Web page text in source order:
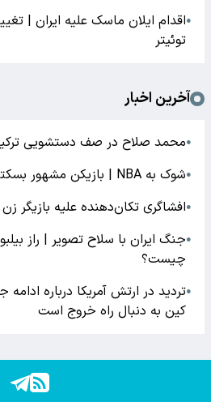
●اقدام ایلان ماسک علیه ایران |
توئیتر
آخرین اخبار
●محمد صلاح در صف دستشویی
●شوک به NBA | بازیکن مشهور بسکتبال اوردوز کرد!
●افشاگری‌ تکان‌دهنده علیه بازیگر
●جنگ ایران با سلاح تصویر | راز
چیست؟
●تردید در ارتش آمریکا درباره
کین به دنبال راه خروج است